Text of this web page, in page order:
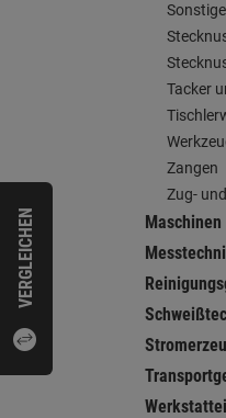
VERGLEICHEN
Tacker
Zangen
Zug-
Maschinen